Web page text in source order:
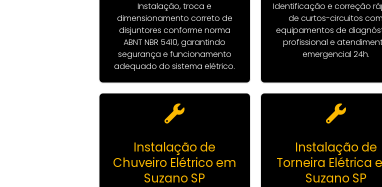
Instalação, troca e
dimensionamento correto de
disjuntores conforme norma
ABNT NBR 5410, garantindo
segurança e funcionamento
adequado do sistema elétrico.
Identificação e correção
de curtos-circuitos com
equipamentos de
profissional e
emergencial 24h.
Instalação de
Chuveiro Elétrico em
Suzano SP
Instalação de
Torneira Elétrica
Suzano SP